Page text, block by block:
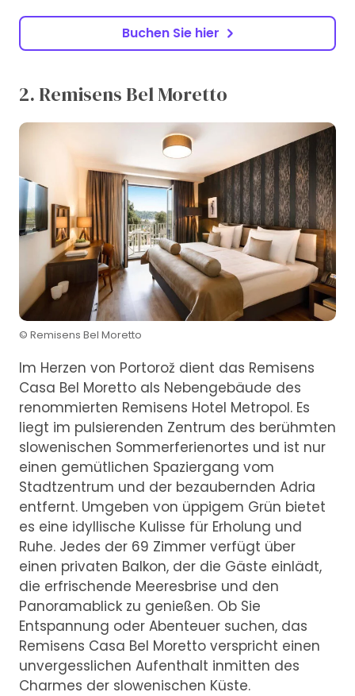
Buchen Sie hier
2. Remisens Bel Moretto
© Remisens Bel Moretto
Im Herzen von Portorož dient das Remisens
Casa Bel Moretto als Nebengebäude des
renommierten Remisens Hotel Metropol. Es
liegt im pulsierenden Zentrum des berühmten
slowenischen Sommerferienortes und ist nur
einen gemütlichen Spaziergang vom
Stadtzentrum und der bezaubernden Adria
entfernt. Umgeben von üppigem Grün bietet
es eine idyllische Kulisse für Erholung und
Ruhe. Jedes der 69 Zimmer verfügt über
einen privaten Balkon, der die Gäste einlädt,
die erfrischende Meeresbrise und den
Panoramablick zu genießen. Ob Sie
Entspannung oder Abenteuer suchen, das
Remisens Casa Bel Moretto verspricht einen
unvergesslichen Aufenthalt inmitten des
Charmes der slowenischen Küste.